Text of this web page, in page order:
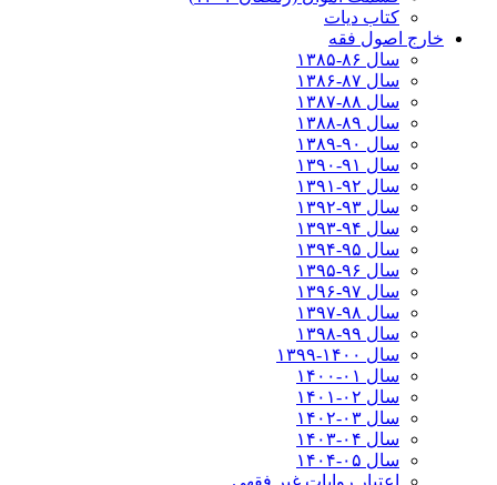
کتاب دیات
خارج اصول فقه
سال ۸۶-۱۳۸۵
سال ۸۷-۱۳۸۶
سال ۸۸-۱۳۸۷
سال ۸۹-۱۳۸۸
سال ۹۰-۱۳۸۹
سال ۹۱-۱۳۹۰
سال ۹۲-۱۳۹۱
سال ۹۳-۱۳۹۲
سال ۹۴-۱۳۹۳
سال ۹۵-۱۳۹۴
سال ۹۶-۱۳۹۵
سال ۹۷-۱۳۹۶
سال ۹۸-۱۳۹۷
سال ۹۹-۱۳۹۸‍
سال ۱۴۰۰-۱۳۹۹
سال ۰۱-۱۴۰۰
سال ۰۲-۱۴۰۱
سال ۰۳-۱۴۰۲
سال ۰۴-۱۴۰۳
سال ۰۵-۱۴۰۴
اعتبار روایات غیر فقهی